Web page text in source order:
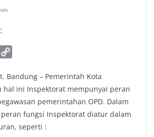
W
p
y
L
i
n
Bandung – Pemerintah Kota
hal ini Inspektorat mempunyai peran
pemerintahan OPD. Dalam
fungsi Inspektorat diatur dalam
seperti :